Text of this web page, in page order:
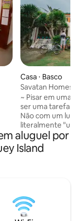
Casa ⋅ Basco
Savatan
Garden View
~ Pisar em uma
ser uma tarefa
Não com um
literalmente "um
Enquanto estiver
descobrirá por
reúnem em
triciclo do
e Farol Basco.
que esteja a
aluguel por
Island